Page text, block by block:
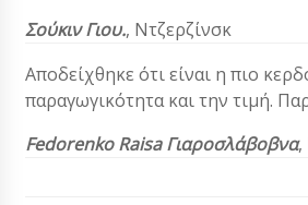
Σούκιν Γιου., Ντζερζίνσκ
Αποδείχθηκε ότι είναι η πιο
παραγωγικότητα και την τιμή.
Fedorenko Raisa Γιαροσλάβοβνα,